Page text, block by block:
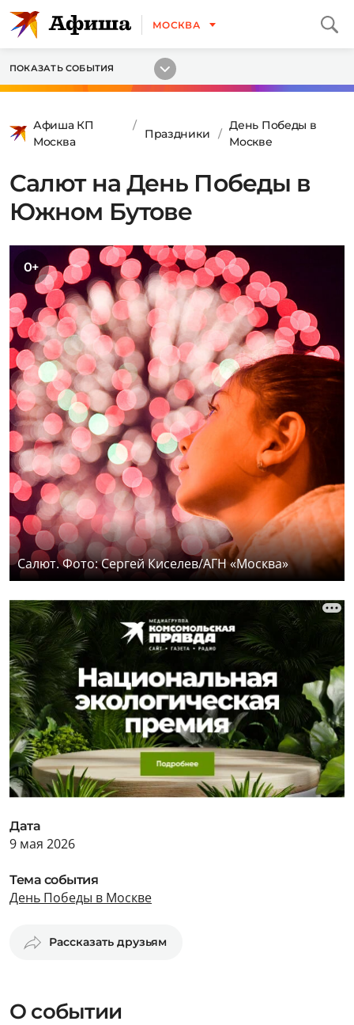
МОСКВА
ПОКАЗАТЬ СОБЫТИЯ
Афиша КП
Москва
Праздники
День Победы в
Москве
Салют на День Победы в
Южном Бутове
0+
Салют. Фото: Сергей Киселев/АГН «Москва»
Дата
9 мая 2026
Тема события
День Победы в Москве
Рассказать друзьям
О событии